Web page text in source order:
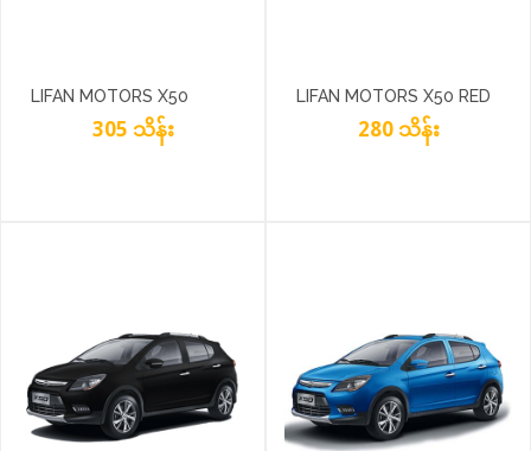
LIFAN MOTORS X50
PEARL WHITE
305 သိန်း
LIFAN MOTORS X50 RED
280 သိန်း